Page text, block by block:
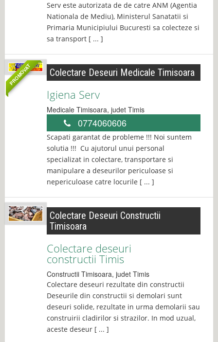
Serv este autorizata de de catre ANM (Agentia
Nationala de Mediu), Ministerul Sanatatii si
Primaria Municipiului Bucuresti sa colecteze si
sa transport [ ... ]
PROMOVAT Colectare Deseuri Medicale Timisoara
Igiena Serv
Medicale Timisoara, judet Timis
0774060606
Scapati garantat de probleme !!! Noi suntem
solutia !!! Cu ajutorul unui personal
specializat in colectare, transportare si
manipulare a deseurilor periculoase si
nepericuloase catre locurile [ ... ]
Colectare Deseuri Constructii
Timisoara
Colectare deseuri
constructii Timis
Constructii Timisoara, judet Timis
Colectare deseuri rezultate din constructii
Deseurile din constructii si demolari sunt
deseuri solide, rezultate in urma demolarii sau
construirii cladirilor si strazilor. In mod uzual,
aceste deseur [ ... ]